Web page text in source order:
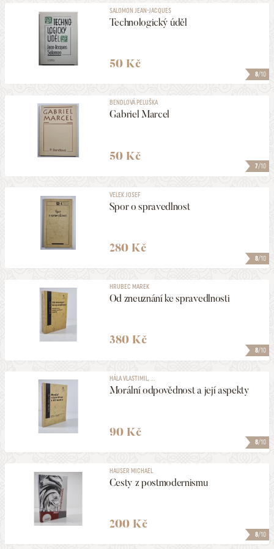
8/10
SALOMON JEAN-JACQUES
Technologický úděl
50 Kč
7/10
BENDLOVÁ PELUŠKA
Gabriel Marcel
50 Kč
8/10
VELEK JOSEF
Spor o spravedlnost
280 Kč
8/10
HRUBEC MAREK
Od zneuznání ke spravedlnosti
380 Kč
8/10
HÁLA VLASTIMIL, ...
Morální odpovědnost a její aspekty
90 Kč
8/10
HAUSER MICHAEL
Cesty z postmodernismu
200 Kč